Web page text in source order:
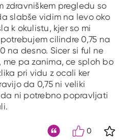
zdravniškem pregledu so
slabše vidim na levo oko
k okulistu, kjer so mi
cilindre 0,75 na
na desno. Sicer si ful ne
me pa zanima, ce sploh bo
pri vidu z ocali ker
da 0,75 ni veliki
ni potrebno popravljati
0